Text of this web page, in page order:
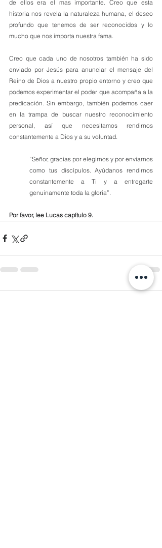
de ellos era el mas importante. Creo que esta
historia nos revela la naturaleza humana, el deseo
profundo que tenemos de ser reconocidos y lo
mucho que nos importa nuestra fama.
Creo que cada uno de nosotros también ha sido
enviado por Jesús para anunciar el mensaje del
Reino de Dios a nuestro propio entorno y creo que
podemos experimentar el poder que acompaña a la
predicación. Sin embargo, también podemos caer
en la trampa de buscar nuestro reconocimiento
personal, así que necesitamos rendirnos
constantemente a Dios y a su voluntad.
“Señor, gracias por elegirnos y por enviarnos
como tus discípulos. Ayúdanos rendirnos
constantemente a Ti y a entregarte
genuinamente toda la gloria”.
Por favor, lee Lucas capítulo 9.